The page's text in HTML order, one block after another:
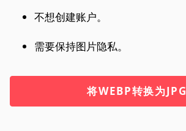
不想创建账户。
需要保持图片隐私。
将WEBP转换为JPG